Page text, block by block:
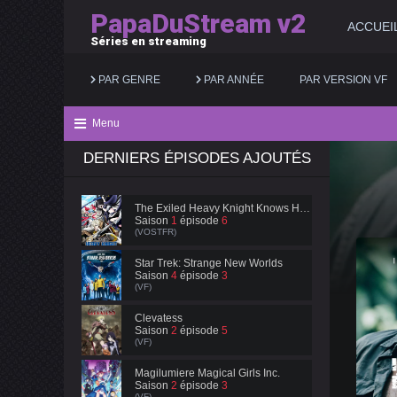
PapaDuStream v2
Séries en streaming
ACCUEIL
PAR GENRE
Action
Animation
Aventure
Biopic
Comédie
Documentaire
Fantastique
PAR ANNÉE
2025
2022
PAR VERSION VF
Menu
DERNIERS ÉPISODES AJOUTÉS
The Exiled Heavy Knight Knows How to Game the System
Saison 1 épisode 6
(VOSTFR)
Star Trek: Strange New Worlds
Saison 4 épisode 3
(VF)
Clevatess
Saison 2 épisode 5
(VF)
Magilumiere Magical Girls Inc.
Saison 2 épisode 3